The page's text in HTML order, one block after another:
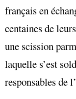
français en
centaines de
une scission
laquelle s’est
responsables de